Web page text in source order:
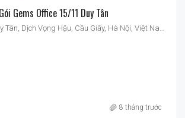
Gems Office 15/11 Duy Tân
8 tháng trước